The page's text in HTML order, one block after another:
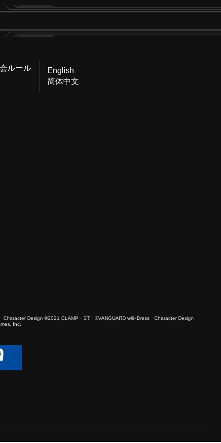
ルール
English
简体中文
Design ©2021 CLAMP・ST ©VANGUARD will+Dress Character Design
Inc.